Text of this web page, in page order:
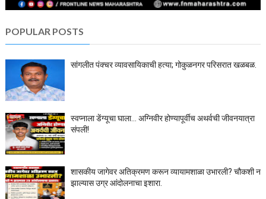
POPULAR POSTS
सांगलीत पंक्चर व्यावसायिकाची हत्या; गोकुळनगर परिसरात खळबळ.
स्वप्नाला डेंग्यूचा घाला… अग्निवीर होण्यापूर्वीच अथर्वची जीवनयात्रा
संपली!
शासकीय जागेवर अतिक्रमण करून व्यायामशाळा उभारली? चौकशी न
झाल्यास उग्र आंदोलनाचा इशारा.